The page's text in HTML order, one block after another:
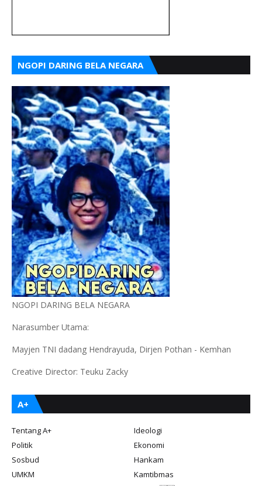
NGOPI DARING BELA NEGARA
NGOPI DARING BELA NEGARA
Narasumber Utama:
Mayjen TNI dadang Hendrayuda, Dirjen Pothan - Kemhan
Creative Director: Teuku Zacky
A+
Tentang A+
Ideologi
Politik
Ekonomi
Sosbud
Hankam
UMKM
Kamtibmas